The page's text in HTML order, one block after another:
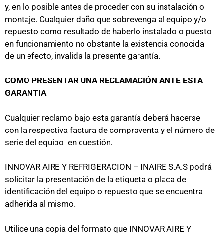
y, en lo posible antes de proceder con su instalación o
montaje. Cualquier daño que sobrevenga al equipo y/o
repuesto como resultado de haberlo instalado o puesto
en funcionamiento no obstante la existencia conocida
de un efecto, invalida la presente garantía.
COMO PRESENTAR UNA RECLAMACIÓN ANTE ESTA
GARANTIA
Cualquier reclamo bajo esta garantía deberá hacerse
con la respectiva factura de compraventa y el número de
serie del equipo en cuestión.
INNOVAR AIRE Y REFRIGERACION – INAIRE S.A.S podrá
solicitar la presentación de la etiqueta o placa de
identificación del equipo o repuesto que se encuentra
adherida al mismo.
Utilice una copia del formato que INNOVAR AIRE Y